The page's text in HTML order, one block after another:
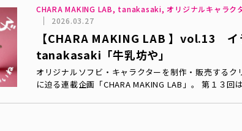
CHARA MAKING LAB, tanakasaki, オリジナルキャラク
2026.03.27
【CHARA MAKING LAB 】vol.13 イ
tanakasaki「牛乳坊や」
オリジナルソフビ・キャラクターを制作・販売するク
に迫る連載企画「CHARA MAKING LAB」。 第１３回